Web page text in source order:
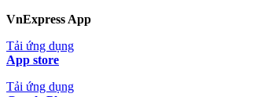
VnExpress App
Tải ứng dụng
App store
Tải ứng dụng